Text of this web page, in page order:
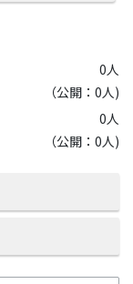
0人
（公開：0人)
0人
（公開：0人)